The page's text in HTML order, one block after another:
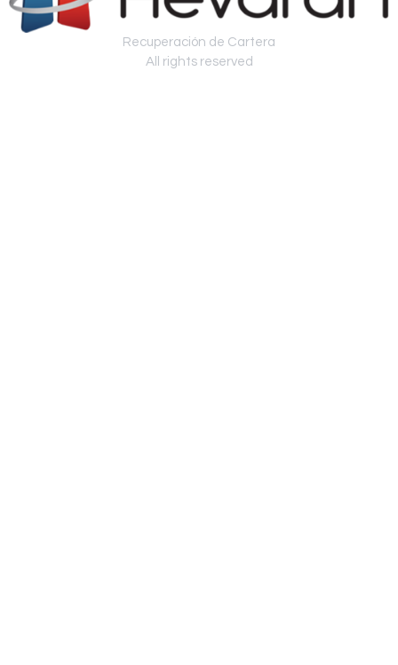
Recuperación de Cartera
All rights reserved